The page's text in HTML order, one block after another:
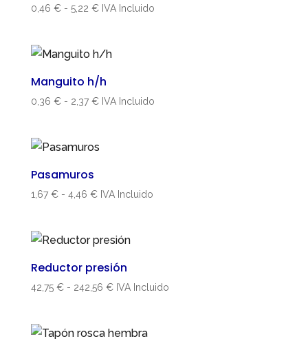
18,92 €
0,46 € - 5,22 €Rango
desde
hasta
5,22 €
IVA Incluido
Manguito h/h
0,36 € - 2,37 €Rango
desde
2,37 €
IVA Incluido
Pasamuros
1,67 € - 4,46 €Rango
desde
hasta
4,46 €
IVA Incluido
Reductor presión
42,75 € - 242,56 €Rango
desde
IVA Incluido